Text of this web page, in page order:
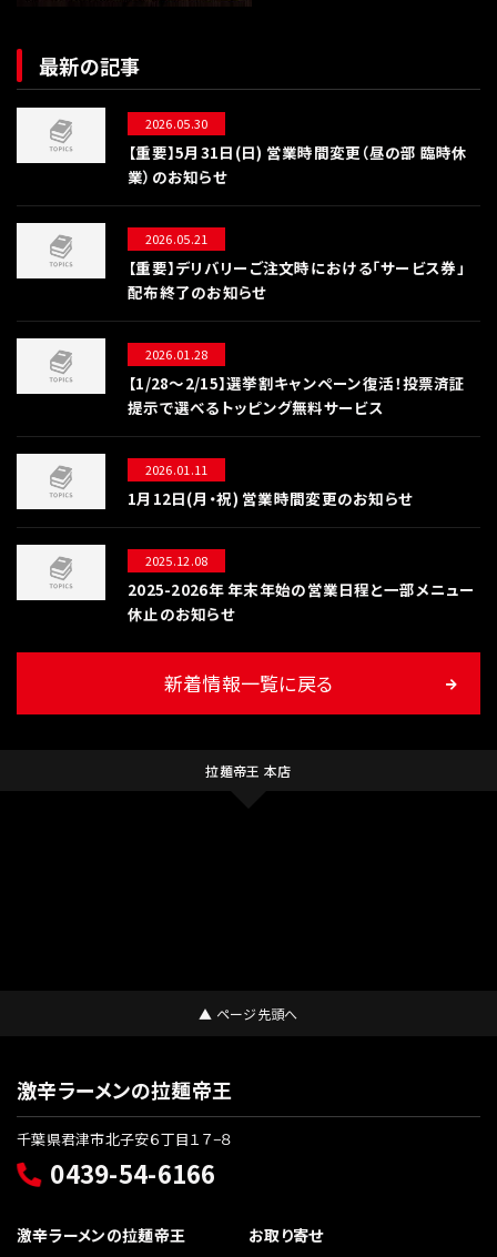
最新の記事
2026.05.30
【重要】5月31日(日) 営業時間変更（昼の部 臨時休
業）のお知らせ
2026.05.21
【重要】デリバリーご注文時における「サービス券」
配布終了のお知らせ
2026.01.28
【1/28〜2/15】選挙割キャンペーン復活！投票済証
提示で選べるトッピング無料サービス
2026.01.11
1月12日(月・祝) 営業時間変更のお知らせ
2025.12.08
2025-2026年 年末年始の営業日程と一部メニュー
休止のお知らせ
新着情報一覧に戻る
拉麺帝王 本店
▲ ページ先頭へ
激辛ラーメンの拉麺帝王
千葉県君津市北子安６丁目１７−８
0439-54-6166
激辛ラーメンの拉麺帝王 お取り寄せ